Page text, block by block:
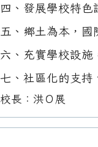
四、發展學校特色
五、鄉土為本，
六、充實學校設施
七、社區化的支持
校長：洪Ｏ展